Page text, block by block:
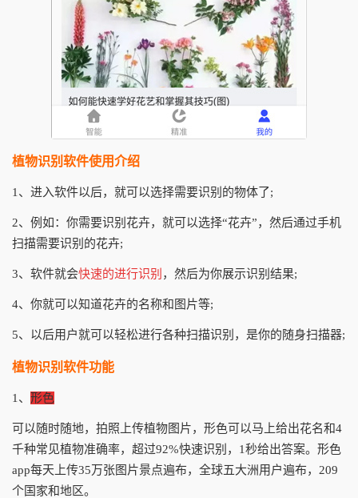
植物识别软件使用介绍
1、进入软件以后，就可以选择需要识别的物体了;
2、例如：你需要识别花卉，就可以选择“花卉”，然后通过手机
扫描需要识别的花卉;
3、软件就会快速的进行识别 ，然后为你展示识别结果;
4、你就可以知道花卉的名称和图片等;
5、以后用户就可以轻松进行各种扫描识别，是你的随身扫描器;
植物识别软件功能
1、 形色
可以随时随地，拍照上传植物图片，形色可以马上给出花名和4
千种常见植物准确率，超过92%快速识别，1秒给出答案。形色
app每天上传35万张图片景点遍布，全球五大洲用户遍布，209
个国家和地区。